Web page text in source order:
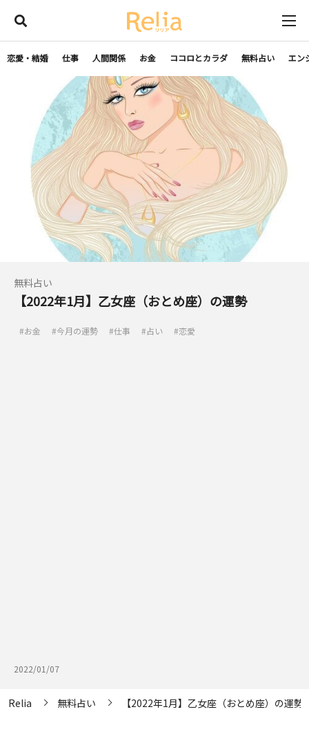
恋愛・結婚 仕事 人間関係 お金 ココロとカラダ 無料占い エン
無料占い
【2022年1月】乙女座（おとめ座）の運勢
お金 今月の運勢 仕事 占い 恋愛
2022/01/07
Relia 無料占い 【2022年1月】乙女座（おとめ座）の運勢